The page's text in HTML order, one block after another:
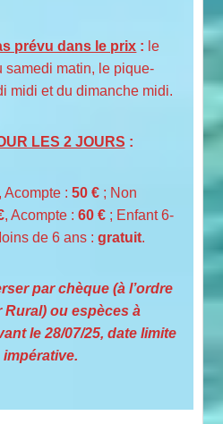
prévu dans le prix : le
samedi matin, le pique-
midi et du dimanche midi.
LES 2 JOURS :
, Acompte :50 € ; Non
, Acompte :60 € ; Enfant 6-
de 6 ans :gratuit.
par chèque (à l’ordre
Rural) ou espèces à
le 28/07/25, date limite
impérative.